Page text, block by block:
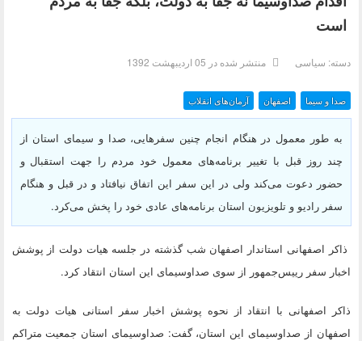
است
دسته: سیاسی منتشر شده در 05 ارديبهشت 1392
صدا و سیما اصفهان آرمان‌های انقلاب
به طور معمول در هنگام انجام چنین سفرهایی، صدا و سیمای استان از
چند روز قبل با تغییر برنامه‌های معمول خود مردم را جهت استقبال و
حضور دعوت می‌کند ولی در این سفر این اتفاق نیافتاد و در قبل و هنگام
سفر رادیو و تلویزیون استان برنامه‌های عادی خود را پخش می‌کرد.
ذاکر اصفهانی استاندار اصفهان شب گذشته در جلسه هیات دولت از پوشش
اخبار سفر رییس‌جمهور از سوی صداوسیمای این استان انتقاد کرد.
ذاکر اصفهانی با انتقاد از نحوه پوشش اخبار سفر استانی هیات دولت به
اصفهان از صداوسیمای این استان، گفت: صداوسیمای استان جمعیت متراکم